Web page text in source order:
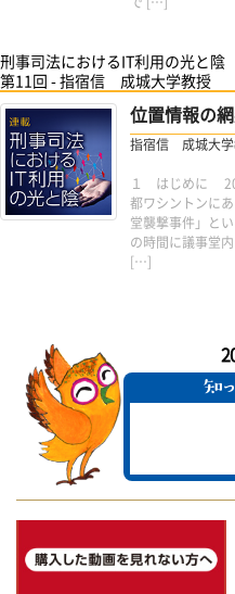
刑事司法におけるIT利用の光と陰
第11回 - 指宿信 成城大学教授
位置情報の
指宿信 成城大
１ はじめに
都ワシントンに
堂襲撃事件」と
の時間に議事堂
[…]